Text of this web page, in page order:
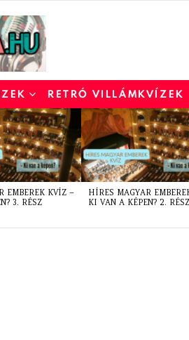
RETRÓ VILLÁMKVÍZEK
EMBEREK KVÍZ –
3. RÉSZ
HÍRES MAGYAR
KI VAN A KÉPEN? 2. RÉSZ